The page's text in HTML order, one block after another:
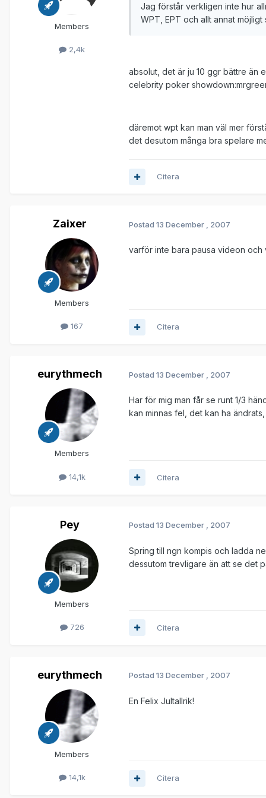
Members
2,4k
Jag förstår verkligen inte hur
WPT, EPT och allt annat
absolut, det är ju 10 ggr bättre än
celebrity poker
däremot wpt kan man väl mer
det desutom många bra spelare
Citera
Zaixer
Members
167
Postad 13 December , 2007
varför inte bara pausa videon och
Citera
eurythmech
Members
14,1k
Postad 13 December , 2007
Har för mig man får se runt 1/3
kan minnas fel, det kan ha
Citera
Pey
Members
726
Postad 13 December , 2007
Spring till ngn kompis och ladda
dessutom trevligare än att se det
Citera
eurythmech
Members
14,1k
Postad 13 December , 2007
En Felix Jultallrik!
Citera